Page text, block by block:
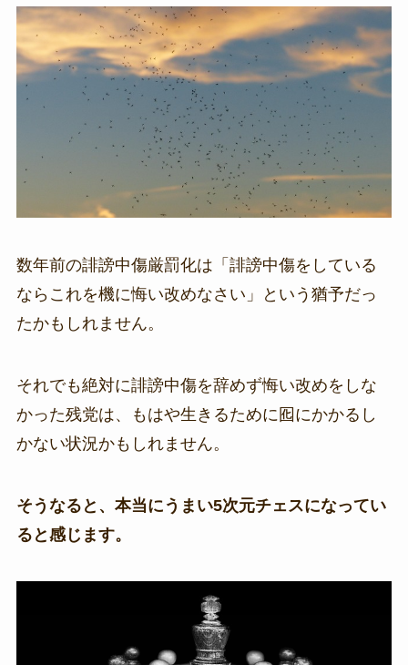
数年前の誹謗中傷厳罰化は「誹謗中傷をしている
ならこれを機に悔い改めなさい」という猶予だっ
たかもしれません。
それでも絶対に誹謗中傷を辞めず悔い改めをしな
かった残党は、もはや生きるために囮にかかるし
かない状況かもしれません。
そうなると、本当にうまい5次元チェスになってい
ると感じます。